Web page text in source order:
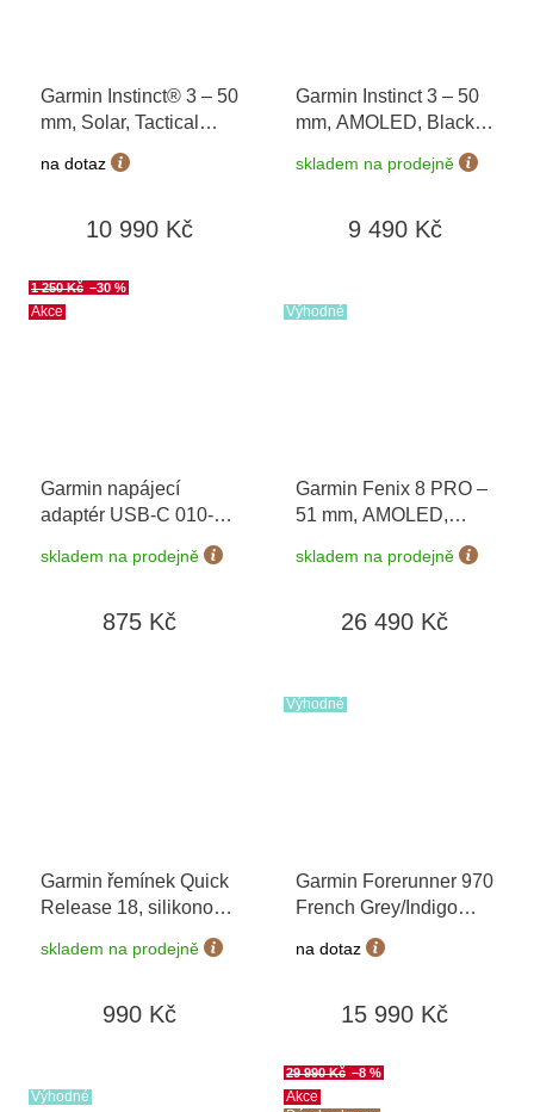
Garmin Instinct® 3 – 50
mm, Solar, Tactical
Edition Black 010-
02935-50
na dotaz
10 990 Kč
Garmin Instinct 3 – 50
mm, AMOLED, Black /
Bolt Blue 010-03020-
03
skladem na prodejně
9 490 Kč
Akce
1 250 Kč –30 %
Garmin napájecí
adaptér USB-C 010-
skladem na prodejně
875 Kč
Výhodné
Garmin Fenix 8 PRO –
51 mm, AMOLED,
Graphite/Black 010-
skladem na prodejně
26 490 Kč
Garmin řemínek Quick
Release 18, silikonový
béžový, zlatá přezka
skladem na prodejně
990 Kč
Výhodné
Garmin Forerunner 970
French Grey/Indigo
010-02969-12
možnost výměny do 90
na dotaz
15 990 Kč
Výhodné
Akce
29 990 Kč –8 %